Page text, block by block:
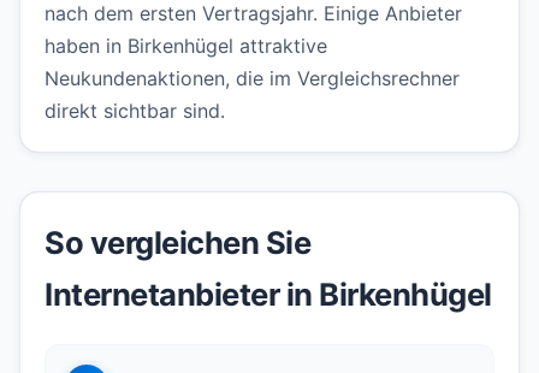
nach dem ersten Vertragsjahr. Einige Anbieter
haben in Birkenhügel attraktive
Neukundenaktionen, die im Vergleichsrechner
direkt sichtbar sind.
So vergleichen Sie
Internetanbieter in Birkenhügel